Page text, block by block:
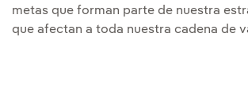
metas que forman parte de nuestra
que afectan a toda nuestra cadena de